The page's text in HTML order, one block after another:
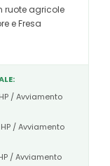
ruote agricole
e Fresa
/ Avviamento
/ Avviamento
/ Avviamento